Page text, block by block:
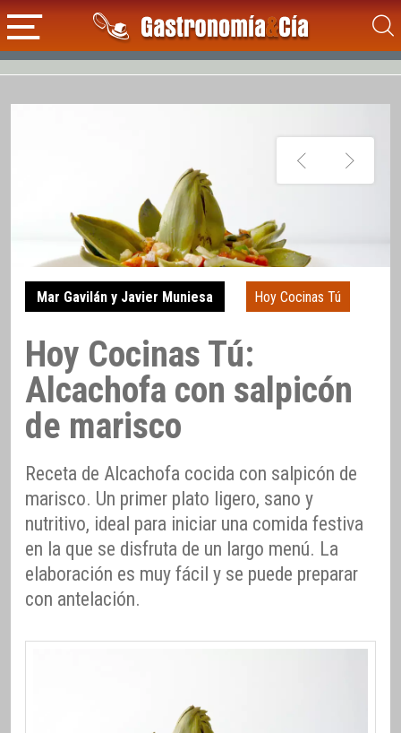
Mar Gavilán y Javier Muniesa Hoy Cocinas Tú
Hoy Cocinas Tú:
Alcachofa con salpicón
de marisco
Receta de Alcachofa cocida con salpicón de
marisco. Un primer plato ligero, sano y
nutritivo, ideal para iniciar una comida festiva
en la que se disfruta de un largo menú. La
elaboración es muy fácil y se puede preparar
con antelación.